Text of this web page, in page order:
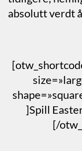
absolutt verdt
]Spill
[/